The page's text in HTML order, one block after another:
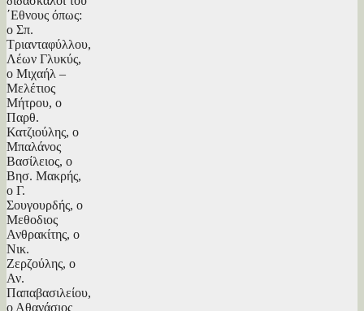
΄Εθνους όπως:
ο Σπ.
Τριανταφύλλου,
Λέων Γλυκύς,
ο Μιχαήλ –
Μελέτιος
Μήτρου, ο
Παρθ.
Κατζιούλης, ο
Μπαλάνος
Βασίλειος, ο
Βησ. Μακρής,
ο Γ.
Σουγουρδής, ο
Μεθοδιος
Ανθρακίτης, ο
Νικ.
Ζερζούλης, ο
Αν.
Παπαβασιλείου,
ο Αθανάσιος